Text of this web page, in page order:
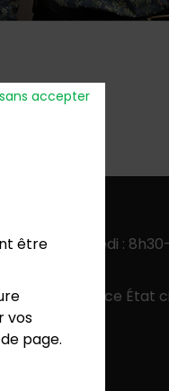
être
vos
page.
accepter
jeudi, vendredi :
pour le service État